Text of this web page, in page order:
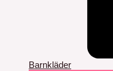
Barnkläder